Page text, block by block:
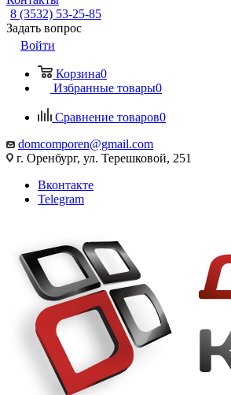
8 (3532) 53-25-85
Задать вопрос
Войти
Корзина0
Избранные товары0
Сравнение товаров0
domcomporen@gmail.com
г. Оренбург, ул. Терешковой, 251
Вконтакте
Telegram